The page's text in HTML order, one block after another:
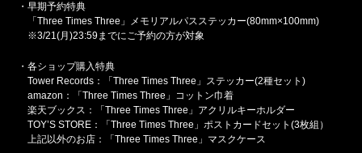
・早期予約特典
「Three Times Three」メモリアルパスステッカー(80mm×100mm)
※3/21(月)23:59までにご予約の方が対象
・各ショップ購入特典
Tower Records：「Three Times Three」ステッカー(2種セット)
amazon：「Three Times Three」コットン巾着
楽天ブックス：「Three Times Three」アクリルキーホルダー
TOY’S STORE：「Three Times Three」ポストカードセット(3枚組）
上記以外のお店：「Three Times Three」マスクケース